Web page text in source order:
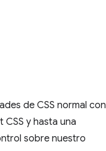
de CSS normal con
y hasta una
sobre nuestro